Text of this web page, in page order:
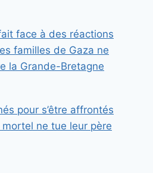
face à des réactions
familles de Gaza ne
la Grande-Bretagne
pour s’être affrontés
mortel ne tue leur père